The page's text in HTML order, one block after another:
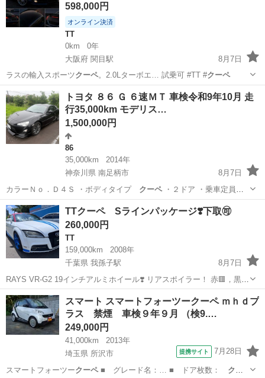
598,000円
オンライン決済
TT
0km
0年
大阪府 関目駅
8月7日
ラスの輸入スポーツクーペ。2.0Lターボエ… 試乗可 #TT #クーペ
大阪 大阪市 関目駅 TT エンジン
トヨタ ８６ Ｇ ６速ＭＴ 車検令和9年10月 走
行35,000km モデリス…
1,500,000円
86
35,000km
2014年
神奈川県 南足柄市
8月7日
カラーＮｏ．Ｄ４Ｓ ・ボディタイプ クーペ・２ドア ・乗車定員
４人 ・…
神奈川 南足柄市
TTクーペ Sラインパッケージ❣️下取🉑
260,000円
TT
159,000km
2008年
千葉県 我孫子駅
8月7日
RAYS VR-G2 19インチアルミホイール❣️ リアスポイラー！ 赤🟥，黒フ
ルレザーシート❣️ ナビ欠 横滑りチェックランプ点滅！ ボネット不要
ご気軽にお問い合わせください 宜しくお願い致します。
千葉 柏市 我孫子駅
スマート スマートフォーツークーペ ｍｈｄプ
ラス 禁煙 車検９年９月 （検9.…
249,000円
41,000km
2013年
埼玉県 所沢市
提携サイト 7月28日
スマートフォーツークーペ ■ グレード名：… ■ ドア枚数： クー